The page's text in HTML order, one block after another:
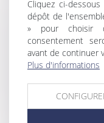
Un arrêt de
licencié, sans
grève ?
Comment
représentant du
organisée par
Rupture
ayants droit du
Cliquez ci-
dépôt de
» pour choisir
consentement
avant de continuer
Plus d'informations